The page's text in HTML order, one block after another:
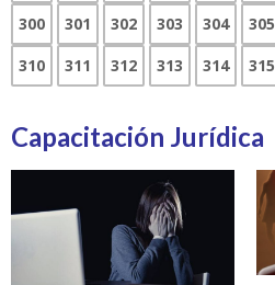
300
301 302 303 304 305
310
311 312 313 314 315
Capacitación Jurídica